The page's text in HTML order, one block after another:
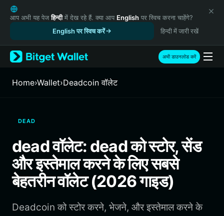
English
日本語
Русский
Español (Latinoamérica)
Türkçe
Italiano
繁體中文
Português (Portugal)
Bahasa Indonesia
ภาษาไทย
हिन्दी
Português (Brasil)
आप अभी यह पेजहिन्दीमें देख रहे हैं. क्या आप English पर स्विच करना चाहेंगे?
English पर स्विच करें
हिन्दी में जारी रखें
अभी डाउनलोड करें
Home›Wallet›Deadcoin वॉलेट
DEAD
dead वॉलेट: dead को स्टोर, सेंड
और इस्तेमाल करने के लिए सबसे
बेहतरीन वॉलेट (2026 गाइड)
Deadcoin को स्टोर करने, भेजने, और इस्तेमाल करने के